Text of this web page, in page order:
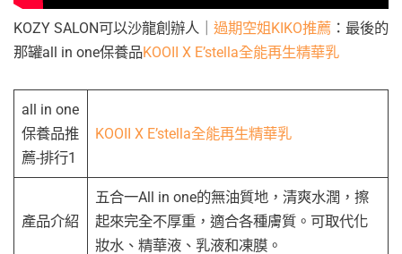
KOZY SALON可以沙龍創辦人｜ 過期空姐KIKO推薦 ：最後的
那罐all in one保養品KOOII X E’stella全能再生精華乳
all in one
保養品推
薦-排行1
KOOII X E’stella全能再生精華乳
產品介紹
五合一All in one的無油質地，清爽水潤，擦
起來完全不厚重，適合各種膚質。可取代化
妝水、精華液、乳液和凍膜。